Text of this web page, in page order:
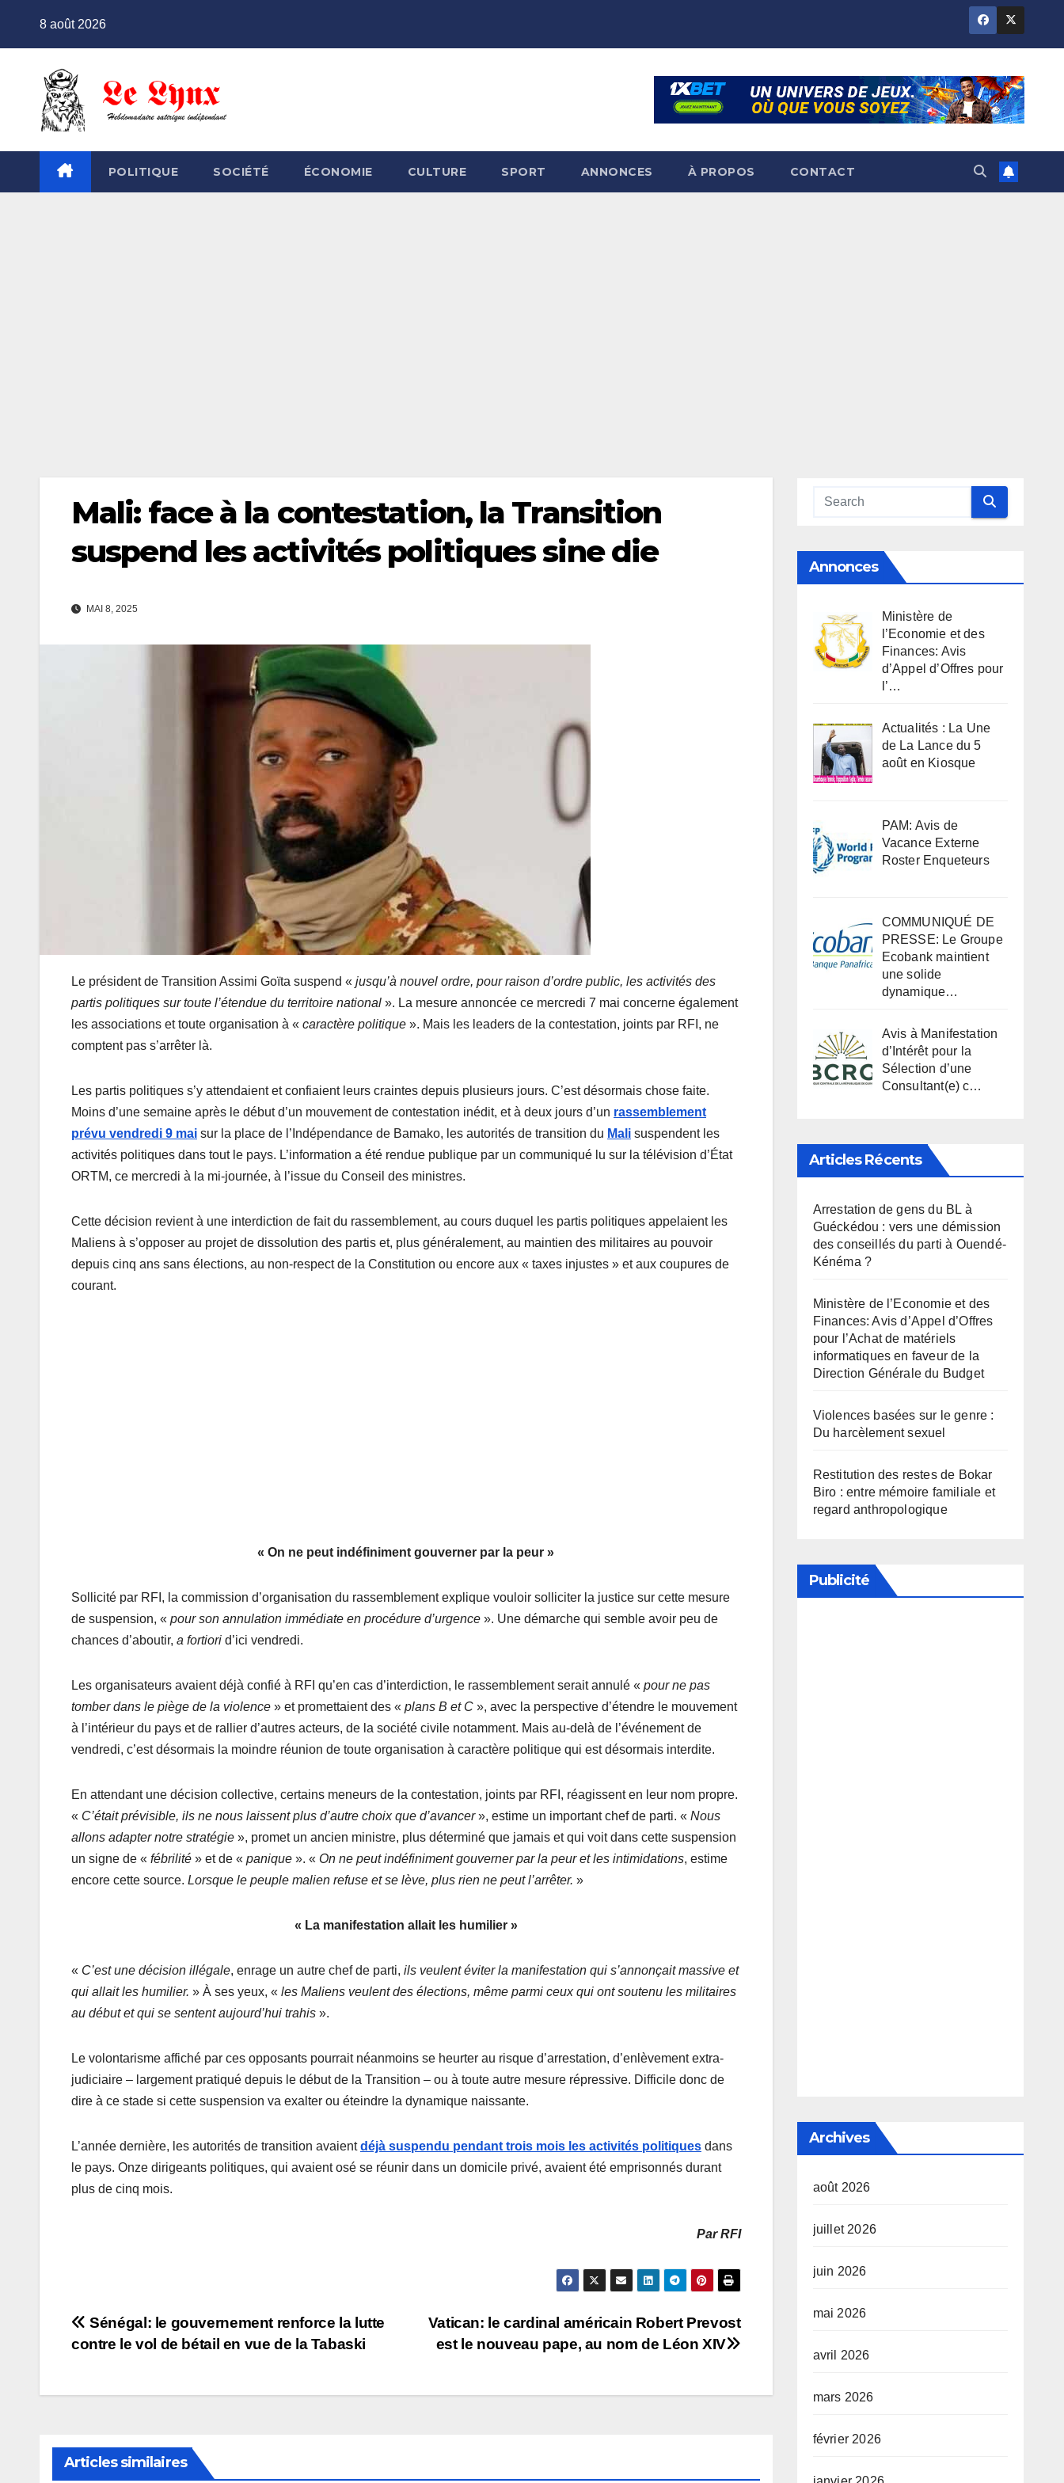
8 août 2026
POLITIQUE SOCIÉTÉ ÉCONOMIE CULTURE SPORT ANNONCES À PROPOS CONTACT
Mali: face à la contestation, la Transition
suspend les activités politiques sine die
MAI 8, 2025
Le président de Transition Assimi Goïta suspend « jusqu’à nouvel ordre, pour raison d’ordre public, les activités des
partis politiques sur toute l’étendue du territoire national ». La mesure annoncée ce mercredi 7 mai concerne également
les associations et toute organisation à « caractère politique ». Mais les leaders de la contestation, joints par RFI, ne
comptent pas s’arrêter là.
Les partis politiques s’y attendaient et confiaient leurs craintes depuis plusieurs jours. C’est désormais chose faite.
Moins d’une semaine après le début d’un mouvement de contestation inédit, et à deux jours d’un rassemblement
prévu vendredi 9 mai sur la place de l’Indépendance de Bamako, les autorités de transition du Mali suspendent les
activités politiques dans tout le pays. L’information a été rendue publique par un communiqué lu sur la télévision d’État
ORTM, ce mercredi à la mi-journée, à l’issue du Conseil des ministres.
Cette décision revient à une interdiction de fait du rassemblement, au cours duquel les partis politiques appelaient les
Maliens à s’opposer au projet de dissolution des partis et, plus généralement, au maintien des militaires au pouvoir
depuis cinq ans sans élections, au non-respect de la Constitution ou encore aux « taxes injustes » et aux coupures de
courant.
«On ne peut indéfiniment gouverner par la peur »
Sollicité par RFI, la commission d’organisation du rassemblement explique vouloir solliciter la justice sur cette mesure
de suspension, « pour son annulation immédiate en procédure d’urgence ». Une démarche qui semble avoir peu de
chances d’aboutir, a fortiori d’ici vendredi.
Les organisateurs avaient déjà confié à RFI qu’en cas d’interdiction, le rassemblement serait annulé « pour ne pas
tomber dans le piège de la violence » et promettaient des « plans B et C », avec la perspective d’étendre le mouvement
à l’intérieur du pays et de rallier d’autres acteurs, de la société civile notamment. Mais au-delà de l’événement de
vendredi, c’est désormais la moindre réunion de toute organisation à caractère politique qui est désormais interdite.
En attendant une décision collective, certains meneurs de la contestation, joints par RFI, réagissent en leur nom propre.
« C’était prévisible, ils ne nous laissent plus d’autre choix que d’avancer», estime un important chef de parti. « Nous
allons adapter notre stratégie », promet un ancien ministre, plus déterminé que jamais et qui voit dans cette suspension
un signe de « fébrilité » et de « panique ». « On ne peut indéfiniment gouverner par la peur et les intimidations, estime
encore cette source. Lorsque le peuple malien refuse et se lève, plus rien ne peut l’arrêter. »
« La manifestation allait les humilier»
« C’est une décision illégale, enrage un autre chef de parti, ils veulent éviter la manifestation qui s’annonçait massive et
qui allait les humilier. » À ses yeux, « les Maliens veulent des élections, même parmi ceux qui ont soutenu les militaires
au début et qui se sentent aujourd’hui trahis ».
Le volontarisme affiché par ces opposants pourrait néanmoins se heurter au risque d’arrestation, d’enlèvement extra-
judiciaire – largement pratiqué depuis le début de la Transition – ou à toute autre mesure répressive. Difficile donc de
dire à ce stade si cette suspension va exalter ou éteindre la dynamique naissante.
L’année dernière, les autorités de transition avaientdéjà suspendu pendant trois mois les activités politiques dans
le pays. Onze dirigeants politiques, qui avaient osé se réunir dans un domicile privé, avaient été emprisonnés durant
plus de cinq mois.
Par RFI
Navigation
l’article
Vatican: le cardinal américain Robert Prevost
est le nouveau pape, au nom de Léon XIV
Sénégal: le gouvernement renforce la lutte
contre le vol de bétail en vue de la Tabaski
Articles similaires
Annonces
Ministère de
l’Economie et des
Finances: Avis
d’Appel d’Offres pour
l’…
Actualités : La Une
de La Lance du 5
août en Kiosque
PAM: Avis de
Vacance Externe
Roster Enqueteurs
COMMUNIQUÉ DE
PRESSE: Le Groupe
Ecobank maintient
une solide
dynamique…
Avis à Manifestation
d’Intérêt pour la
Sélection d’une
Consultant(e) c…
Articles Récents
Arrestation de gens du BL à
Guéckédou : vers une démission
des conseillés du parti à Ouendé-
Kénéma ?
Ministère de l’Economie et des
Finances: Avis d’Appel d’Offres
pour l’Achat de matériels
informatiques en faveur de la
Direction Générale du Budget
Violences basées sur le genre :
Du harcèlement sexuel
Restitution des restes de Bokar
Biro : entre mémoire familiale et
regard anthropologique
Publicité
Archives
août 2026
juillet 2026
juin 2026
mai 2026
avril 2026
mars 2026
février 2026